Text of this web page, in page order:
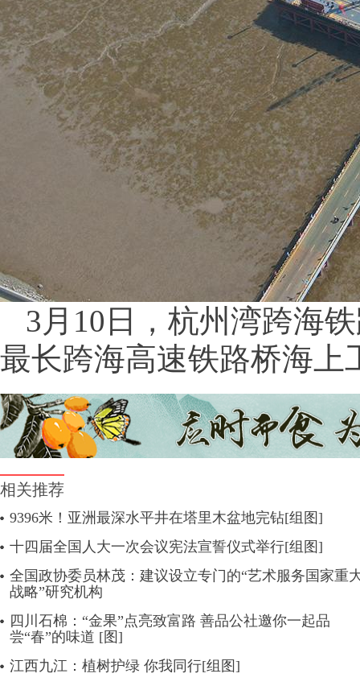
3月10日，杭州湾跨海
最长跨海高速铁路桥海上
相关推荐
9396米！亚洲最深水平井在塔里木盆地完钻[组图]
十四届全国人大一次会议宪法宣誓仪式举行[组图]
全国政协委员林茂：建议设立专门的“艺术服务国家重
战略”研究机构
四川石棉：“金果”点亮致富路 善品公社邀你一起品
尝“春”的味道 [图]
江西九江：植树护绿 你我同行[组图]